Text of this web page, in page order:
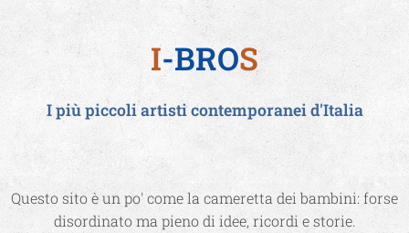
I-BROS
I più piccoli artisti contemporanei d'Italia
Questo sito è un po' come la cameretta dei bambini: forse
disordinato ma pieno di idee, ricordi e storie.